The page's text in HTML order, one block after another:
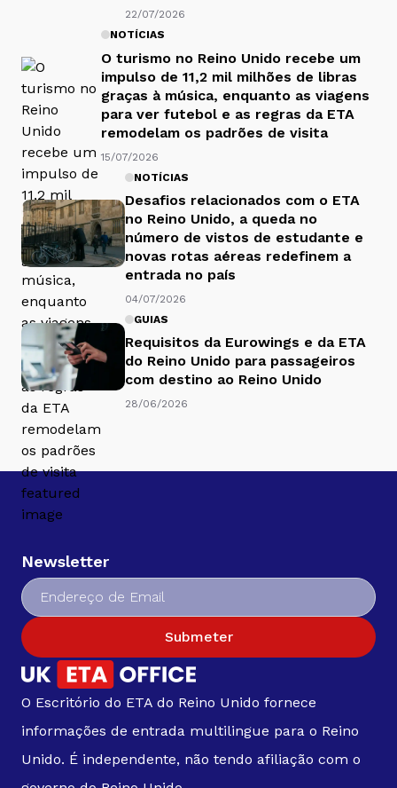
22/07/2026
NOTÍCIAS
O turismo no Reino Unido recebe um
impulso de 11,2 mil milhões de libras
graças à música, enquanto as viagens
para ver futebol e as regras da ETA
remodelam os padrões de visita
15/07/2026
NOTÍCIAS
Desafios relacionados com o ETA
no Reino Unido, a queda no
número de vistos de estudante e
novas rotas aéreas redefinem a
entrada no país
04/07/2026
GUIAS
Requisitos da Eurowings e da ETA
do Reino Unido para passageiros
com destino ao Reino Unido
28/06/2026
Newsletter
Submeter
O Escritório do ETA do Reino Unido fornece
informações de entrada multilingue para o Reino
Unido. É independente, não tendo afiliação com o